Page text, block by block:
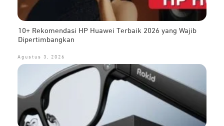
10+ Rekomendasi HP Huawei Terbaik 2026 yang Wajib
Dipertimbangkan
Agustus 3, 2026